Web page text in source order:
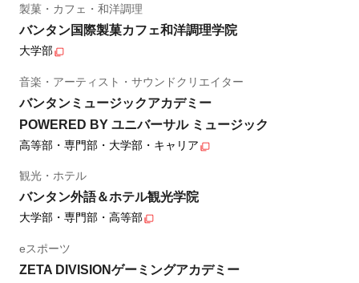
製菓・カフェ・和洋調理
バンタン国際製菓カフェ和洋調理学院
大学部
音楽・アーティスト・サウンドクリエイター
バンタンミュージックアカデミー
POWERED BY ユニバーサル ミュージック
高等部・専門部・大学部・キャリア
観光・ホテル
バンタン外語＆ホテル観光学院
大学部・専門部・高等部
eスポーツ
ZETA DIVISIONゲーミングアカデミー